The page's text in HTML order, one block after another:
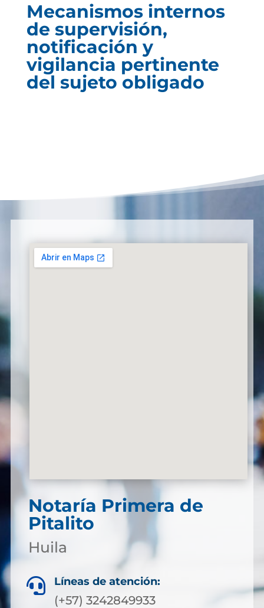
Mecanismos internos
de supervisión,
notificación y
vigilancia pertinente
del sujeto obligado
Notaría Primera de
Pitalito
Huila
 Líneas de atención:
(+57) 3242849933